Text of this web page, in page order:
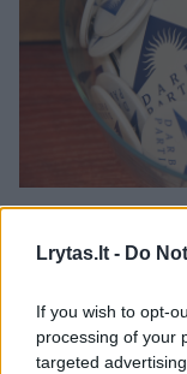
Lrytas.lt - Do
If you wish to opt-
processing of your
targeted
m. spalio 18 d.
Mazuronis
.
prokuratūrai
lėšų įgijimo